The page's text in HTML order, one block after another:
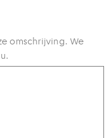
omschrijving. We